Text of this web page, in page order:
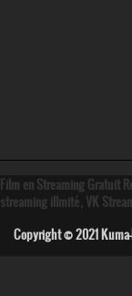
Film en Streaming Gratuit
streaming illmité, VK
Copyright © 2021